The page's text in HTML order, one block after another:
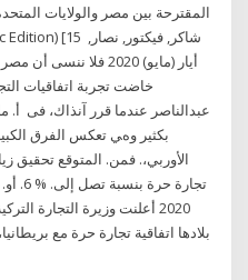
المقترحة بين مصر والولايات
أيار (مايو) 2020 فلا
خاضت تجربة اتفاقيات
عبدالناصر عندما قرر آنذاك، فى أ.
ﺑﻜﺜﻴﺮ وهﻲ ﺗﻌﻜﺲ اﻟﻔﺮق
اﻷورﺑﻲ،. ﻓﻤﻦ. اﻟﻤﺘﻮﻗﻊ ﺗﺤﻘﻴﻖ
2020 أعلنت وزيرة التجارة
بلادها اتفاقية تجارة حرة مع